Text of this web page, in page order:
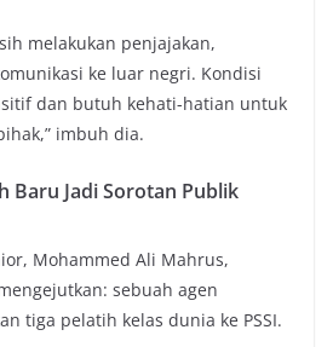
melakukan penjajakan,
ke luar negri. Kondisi
dan butuh kehati-hatian untuk
imbuh dia.
Baru Jadi Sorotan Publik
Mohammed Ali Mahrus,
sebuah agen
tiga pelatih kelas dunia ke PSSI.